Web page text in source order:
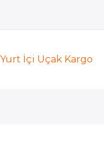
Yurt İçi Uçak Kargo